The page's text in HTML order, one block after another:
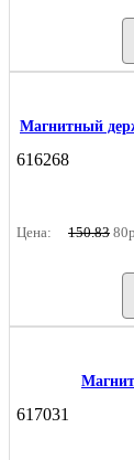
Магнитный
616268
Цена: 150.83
617031